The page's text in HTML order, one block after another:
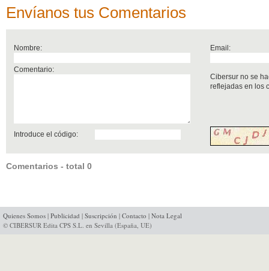
Envíanos tus Comentarios
Nombre: Email:
Comentario:
Cibersur no se
reflejadas en los
Introduce el código:
Comentarios - total 0
Quienes Somos | Publicidad | Suscripción | Contacto | Nota Legal
© CIBERSUR Edita CPS S.L. en Sevilla (España, UE)